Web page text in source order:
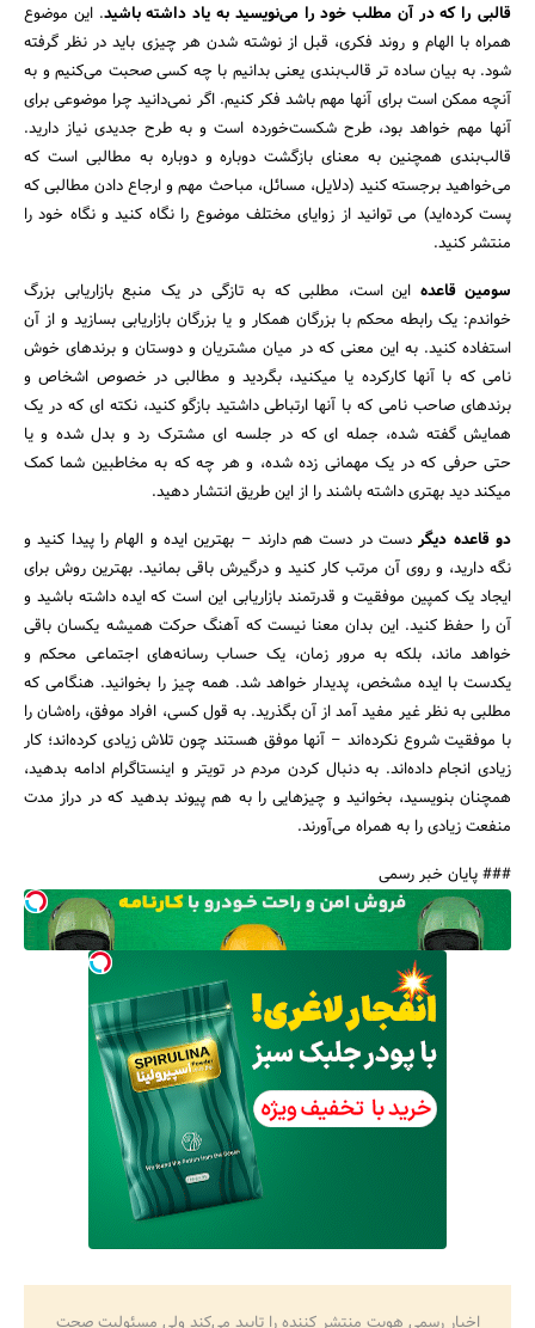
قالبی را که در آن مطلب خود را می‌نویسید به یاد داشته باشید. این موضوع
همراه با الهام و روند فکری، قبل از نوشته شدن هر چیزی باید در نظر گرفته
شود. به بیان ساده تر قالب‌بندی یعنی بدانیم با چه کسی صحبت می‌کنیم و به
آنچه ممکن است برای آنها مهم باشد فکر کنیم. اگر نمی‌دانید چرا موضوعی برای
آنها مهم خواهد بود، طرح شکست‌خورده است و به طرح جدیدی نیاز دارید.
قالب‌بندی همچنین به معنای بازگشت دوباره و دوباره به مطالبی است که
می‌خواهید برجسته کنید (دلایل، مسائل، مباحث مهم و ارجاع دادن مطالبی که
پست کرده‌اید) می توانید از زوایای مختلف موضوع را نگاه کنید و نگاه خود را
منتشر کنید.
سومین قاعده این است، مطلبی که به تازگی در یک منبع بازاریابی بزرگ
خواندم: یک رابطه محکم با بزرگان همکار و یا بزرگان بازاریابی بسازید و از آن
استفاده کنید. به این معنی که در میان مشتریان و دوستان و برندهای خوش
نامی که با آنها کارکرده یا میکنید، بگردید و مطالبی در خصوص اشخاص و
برندهای صاحب نامی که با آنها ارتباطی داشتید بازگو کنید، نکته ای که در یک
همایش گفته شده، جمله ای که در جلسه ای مشترک رد و بدل شده و یا
حتی حرفی که در یک مهمانی زده شده، و هر چه که به مخاطبین شما کمک
میکند دید بهتری داشته باشند را از این طریق انتشار دهید.
دو قاعده دیگردست در دست هم دارند – بهترین ایده و الهام را پیدا کنید و
نگه دارید، و روی آن مرتب کار کنید و درگیرش باقی بمانید. بهترین روش برای
ایجاد یک کمپین موفقیت و قدرتمند بازاریابی این است که ایده داشته باشید و
آن را حفظ کنید. این بدان معنا نیست که آهنگ حرکت همیشه یکسان باقی
خواهد ماند، بلکه به مرور زمان، یک حساب رسانه‌های اجتماعی محکم و
یکدست با ایده مشخص، پدیدار خواهد شد. همه چیز را بخوانید. هنگامی که
مطلبی به نظر غیر مفید آمد از آن بگذرید. به قول کسی، افراد موفق، راه‌شان را
با موفقیت شروع نکرده‌اند – آنها موفق هستند چون تلاش زیادی کرده‌اند؛ کار
زیادی انجام داده‌اند. به دنبال کردن مردم در تویتر و اینستاگرام ادامه بدهید،
همچنان بنویسید، بخوانید و چیزهایی را به هم پیوند بدهید که در دراز مدت
منفعت زیادی را به همراه می‌آورند.
### پایان خبر رسمی